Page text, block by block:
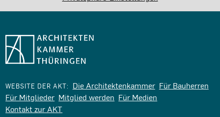
WEBSITE DER AKT: Die Architektenkammer Für Bauherren
Für Mitglieder Mitglied werden Für Medien
Kontakt zur AKT